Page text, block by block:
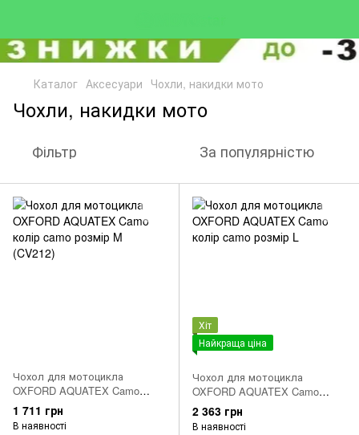
Каталог Аксесуари Чохли, накидки мото
Чохли, накидки мото
Фільтр За популярністю
Чохол для мотоцикла
OXFORD AQUATEX Camo
колір camo розмір M (CV212)
1 711 грн
В наявності
Хіт
Найкраща ціна
Чохол для мотоцикла
OXFORD AQUATEX Camo
колір camo розмір L
2 363 грн
В наявності